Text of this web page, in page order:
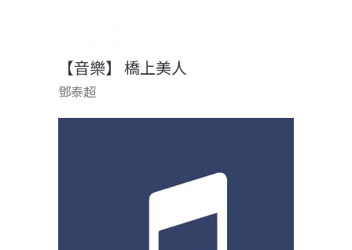
【音樂】 橋上美人
鄧泰超